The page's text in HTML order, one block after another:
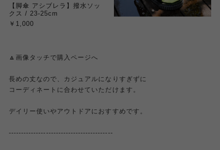
【脚傘 アシブレラ】撥水ソッ
クス / 23-25cm
￥1,000
🔼画像タッチで購入ページへ
長めの丈なので、カジュアルになりすぎずに
コーディネートに合わせていただけます。
デイリー使いやアウトドアにおすすめです。
------------------------------------------